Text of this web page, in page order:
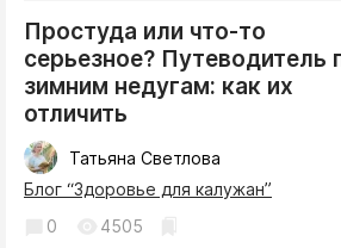
Простуда или что-то
серьезное? Путеводитель
зимним недугам: как их
отличить
Татьяна Светлова
Блог “Здоровье для калужан”
0 4505